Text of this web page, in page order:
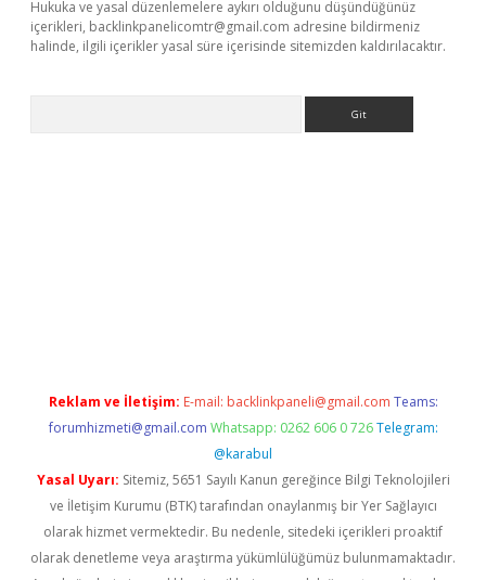
Hukuka ve yasal düzenlemelere aykırı olduğunu düşündüğünüz
içerikleri, backlinkpanelicomtr@gmail.com adresine bildirmeniz
halinde, ilgili içerikler yasal süre içerisinde sitemizden kaldırılacaktır.
Reklam ve İletişim: E-mail: backlinkpaneli@gmail.com Teams:
forumhizmeti@gmail.com Whatsapp: 0262 606 0 726 Telegram:
@karabul
Yasal Uyarı: Sitemiz, 5651 Sayılı Kanun gereğince Bilgi Teknolojileri
ve İletişim Kurumu (BTK) tarafından onaylanmış bir Yer Sağlayıcı
olarak hizmet vermektedir. Bu nedenle, sitedeki içerikleri proaktif
olarak denetleme veya araştırma yükümlülüğümüz bulunmamaktadır.